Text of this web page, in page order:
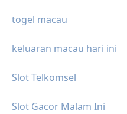
togel macau
keluaran macau hari ini
Slot Telkomsel
Slot Gacor Malam Ini